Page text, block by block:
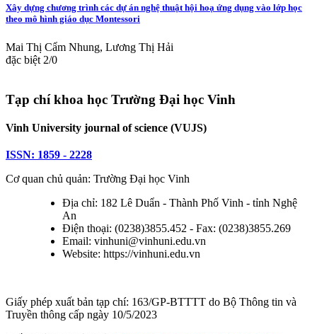
Xây dựng chương trình các dự án nghệ thuật hội hoạ ứng dụng vào lớp học
theo mô hình giáo dục Montessori
Mai Thị Cẩm Nhung, Lương Thị Hải
đặc biệt 2/0
Tạp chí khoa học Trường Đại học Vinh
Vinh University journal of science (VUJS)
ISSN: 1859 - 2228
Cơ quan chủ quản: Trường Đại học Vinh
Địa chỉ: 182 Lê Duẩn - Thành Phố Vinh - tỉnh Nghệ
An
Điện thoại: (0238)3855.452 - Fax: (0238)3855.269
Email: vinhuni@vinhuni.edu.vn
Website: https://vinhuni.edu.vn
Giấy phép xuất bản tạp chí: 163/GP-BTTTT do Bộ Thông tin và
Truyền thông cấp ngày 10/5/2023